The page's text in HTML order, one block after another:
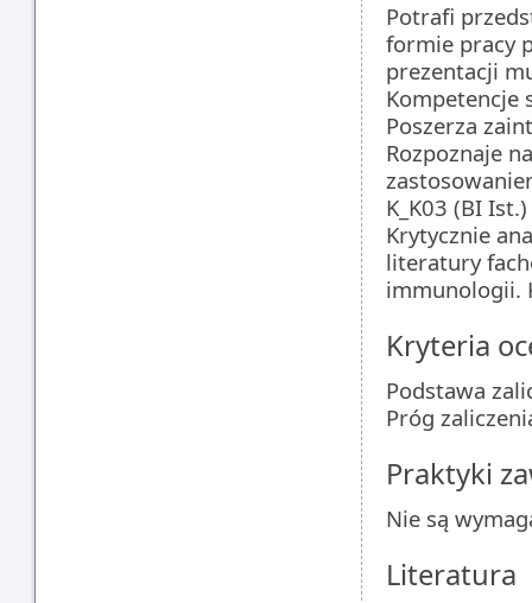
Potrafi
formie pracy
prezentacji
Kompetencje
Poszerza
Rozpoznaje
K_K03 (BI Ist.)
Krytycznie
literatury
immunologii.
Kryteria
Podstawa
Próg
Praktyki
Nie są
Literatura